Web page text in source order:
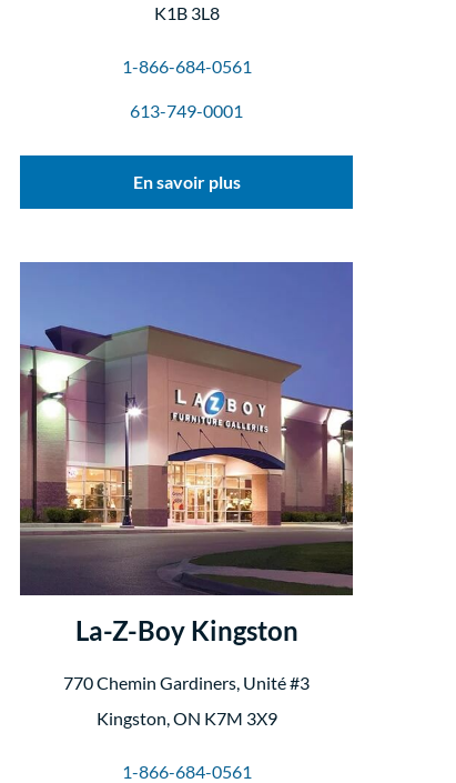
K1B 3L8
1-866-684-0561
613-749-0001
En savoir plus
La-Z-Boy Kingston
770 Chemin Gardiners, Unité #3
Kingston, ON K7M 3X9
1-866-684-0561